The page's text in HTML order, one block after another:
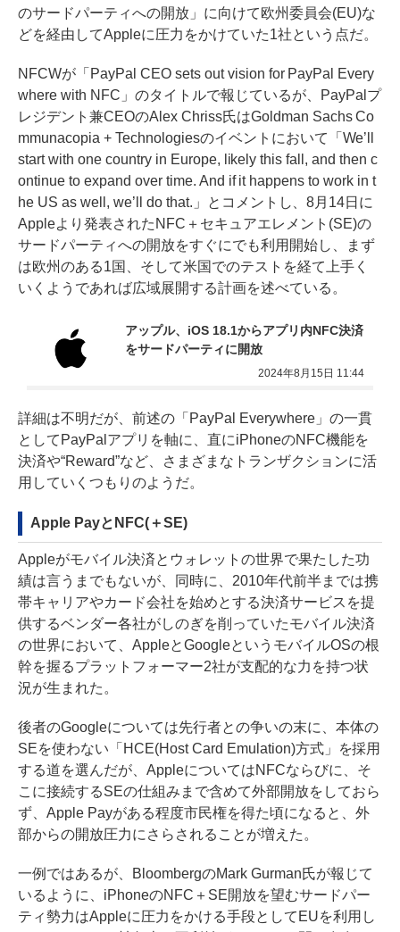
のサードパーティへの開放」に向けて欧州委員会(EU)な
どを経由してAppleに圧力をかけていた1社という点だ。
NFCWが「PayPal CEO sets out vision for PayPal Every
where with NFC」 のタイトルで報じているが、PayPalプ
レジデント兼CEOのAlex Chriss氏はGoldman Sachs Co
mmunacopia + Technologiesのイベントにおいて「We’ll
start with one country in Europe, likely this fall, and then c
ontinue to expand over time. And if it happens to work in t
he US as well, we’ll do that.」とコメントし、8月14日に
Appleより発表されたNFC＋セキュアエレメント(SE)の
サードパーティへの開放をすぐにでも利用開始し、まず
は欧州のある1国、そして米国でのテストを経て上手く
いくようであれば広域展開する計画を述べている。
アップル、iOS 18.1からアプリ内NFC決済
をサードパーティに開放
2024年8月15日 11:44
詳細は不明だが、前述の「PayPal Everywhere」の一貫
としてPayPalアプリを軸に、直にiPhoneのNFC機能を
決済や“Reward”など、さまざまなトランザクションに活
用していくつもりのようだ。
Apple PayとNFC(＋SE)
Appleがモバイル決済とウォレットの世界で果たした功
績は言うまでもないが、同時に、2010年代前半までは携
帯キャリアやカード会社を始めとする決済サービスを提
供するベンダー各社がしのぎを削っていたモバイル決済
の世界において、AppleとGoogleというモバイルOSの根
幹を握るプラットフォーマー2社が支配的な力を持つ状
況が生まれた。
後者のGoogleについては先行者との争いの末に、本体の
SEを使わない「HCE(Host Card Emulation)方式」を採用
する道を選んだが、AppleについてはNFCならびに、そ
こに接続するSEの仕組みまで含めて外部開放をしておら
ず、Apple Payがある程度市民権を得た頃になると、外
部からの開放圧力にさらされることが増えた。
一例ではあるが、
BloombergのMark Gurman氏が報じて
いる ように、iPhoneのNFC＋SE開放を望むサードパー
ティ勢力はAppleに圧力をかける手段としてEUを利用し